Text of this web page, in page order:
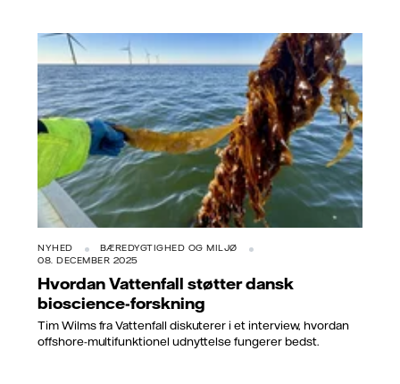
NYHED
BÆREDYGTIGHED OG MILJØ
08. DECEMBER 2025
Hvordan Vattenfall støtter dansk
bioscience-forskning
Tim Wilms fra Vattenfall diskuterer i et interview, hvordan
offshore-multifunktionel udnyttelse fungerer bedst.